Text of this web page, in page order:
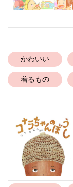
かわいい
着るもの